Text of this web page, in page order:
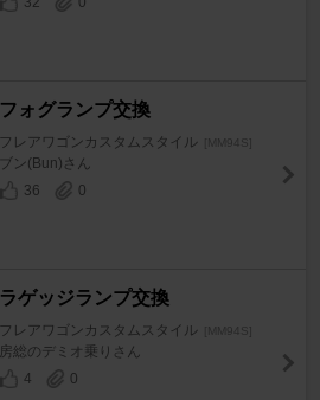
フォグランプ交換
フレアワゴンカスタムスタイル [MM94S]
ブン(Bun)さん
36
0
ラゲッジランプ交換
フレアワゴンカスタムスタイル [MM94S]
房総のデミオ乗りさん
4
0